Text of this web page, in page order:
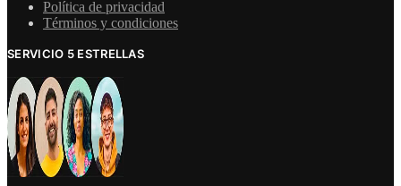
Política de privacidad
Términos y condiciones
SERVICIO 5 ESTRELLAS